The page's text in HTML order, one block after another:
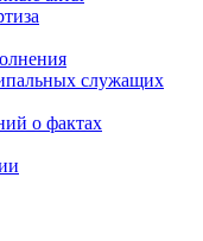
служащих
о фактах